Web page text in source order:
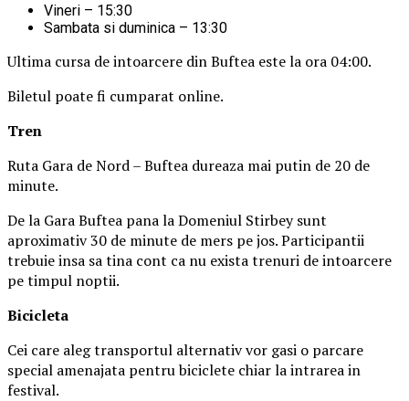
Vineri – 15:30
Sambata si duminica – 13:30
Ultima cursa de intoarcere din Buftea este la ora 04:00.
Biletul poate fi cumparat online.
Tren
Ruta Gara de Nord – Buftea dureaza mai putin de 20 de
minute.
De la Gara Buftea pana la Domeniul Stirbey sunt
aproximativ 30 de minute de mers pe jos. Participantii
trebuie insa sa tina cont ca nu exista trenuri de intoarcere
pe timpul noptii.
Bicicleta
Cei care aleg transportul alternativ vor gasi o parcare
special amenajata pentru biciclete chiar la intrarea in
festival.